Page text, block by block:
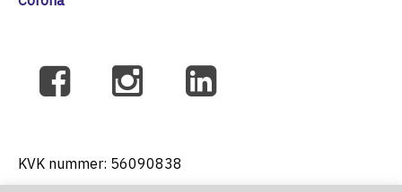
KVK nummer: 56090838